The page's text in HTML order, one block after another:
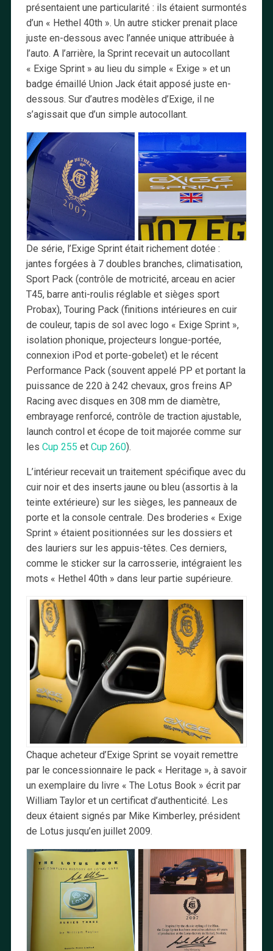
présentaient une particularité : ils étaient surmontés
d’un « Hethel 40th ». Un autre sticker prenait place
juste en-dessous avec l’année unique attribuée à
l’auto. A l’arrière, la Sprint recevait un autocollant
« Exige Sprint » au lieu du simple « Exige » et un
badge émaillé Union Jack était apposé juste en-
dessous. Sur d’autres modèles d’Exige, il ne
s’agissait que d’un simple autocollant.
De série, l’Exige Sprint était richement dotée :
jantes forgées à 7 doubles branches, climatisation,
Sport Pack (contrôle de motricité, arceau en acier
T45, barre anti-roulis réglable et sièges sport
Probax), Touring Pack (finitions intérieures en cuir
de couleur, tapis de sol avec logo « Exige Sprint »,
isolation phonique, projecteurs longue-portée,
connexion iPod et porte-gobelet) et le récent
Performance Pack (souvent appelé PP et portant la
puissance de 220 à 242 chevaux, gros freins AP
Racing avec disques en 308 mm de diamètre,
embrayage renforcé, contrôle de traction ajustable,
launch control et écope de toit majorée comme sur
les Cup 255 et Cup 260).
L’intérieur recevait un traitement spécifique avec du
cuir noir et des inserts jaune ou bleu (assortis à la
teinte extérieure) sur les sièges, les panneaux de
porte et la console centrale. Des broderies « Exige
Sprint » étaient positionnées sur les dossiers et
des lauriers sur les appuis-têtes. Ces derniers,
comme le sticker sur la carrosserie, intégraient les
mots « Hethel 40th » dans leur partie supérieure.
Chaque acheteur d’Exige Sprint se voyait remettre
par le concessionnaire le pack « Heritage », à savoir
un exemplaire du livre « The Lotus Book » écrit par
William Taylor et un certificat d’authenticité. Les
deux étaient signés par Mike Kimberley, président
de Lotus jusqu’en juillet 2009.